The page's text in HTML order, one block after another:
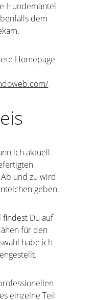
Hundemäntel
dem
Homepage
ich aktuell
und zu wird
geben.
Du auf
für den
habe ich
einzelne Teil